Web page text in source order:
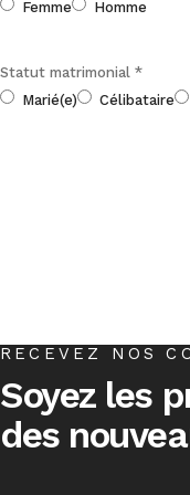
Femme Homme
Statut matrimonial *
Marié(e)
Célibataire
RECEVEZ NOS
Soyez les
des